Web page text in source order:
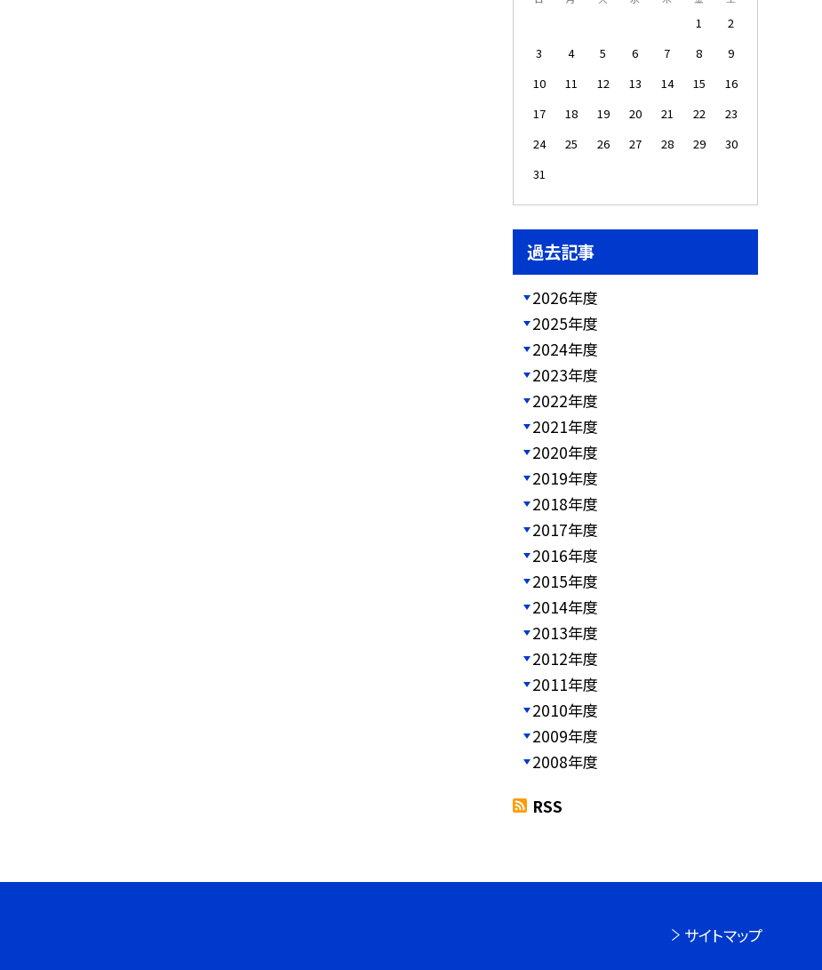
1
2
3
4 5 6 7 8
9
10
11 12 13 14 15
16
17
18 19 20 21 22
23
24
25 26 27 28 29
30
31
過去記事
2026年度
2025年度
2024年度
2023年度
2022年度
2021年度
2020年度
2019年度
2018年度
2017年度
2016年度
2015年度
2014年度
2013年度
2012年度
2011年度
2010年度
2009年度
2008年度
RSS
サイトマップ